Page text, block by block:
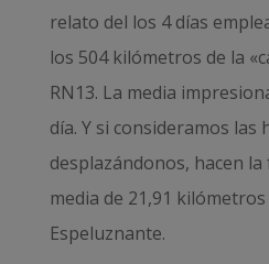
relato del los 4 días
los 504 kilómetros de la
RN13. La media
día. Y si consideramos las
desplazándonos, hacen
media de 21,91
Espeluznante.